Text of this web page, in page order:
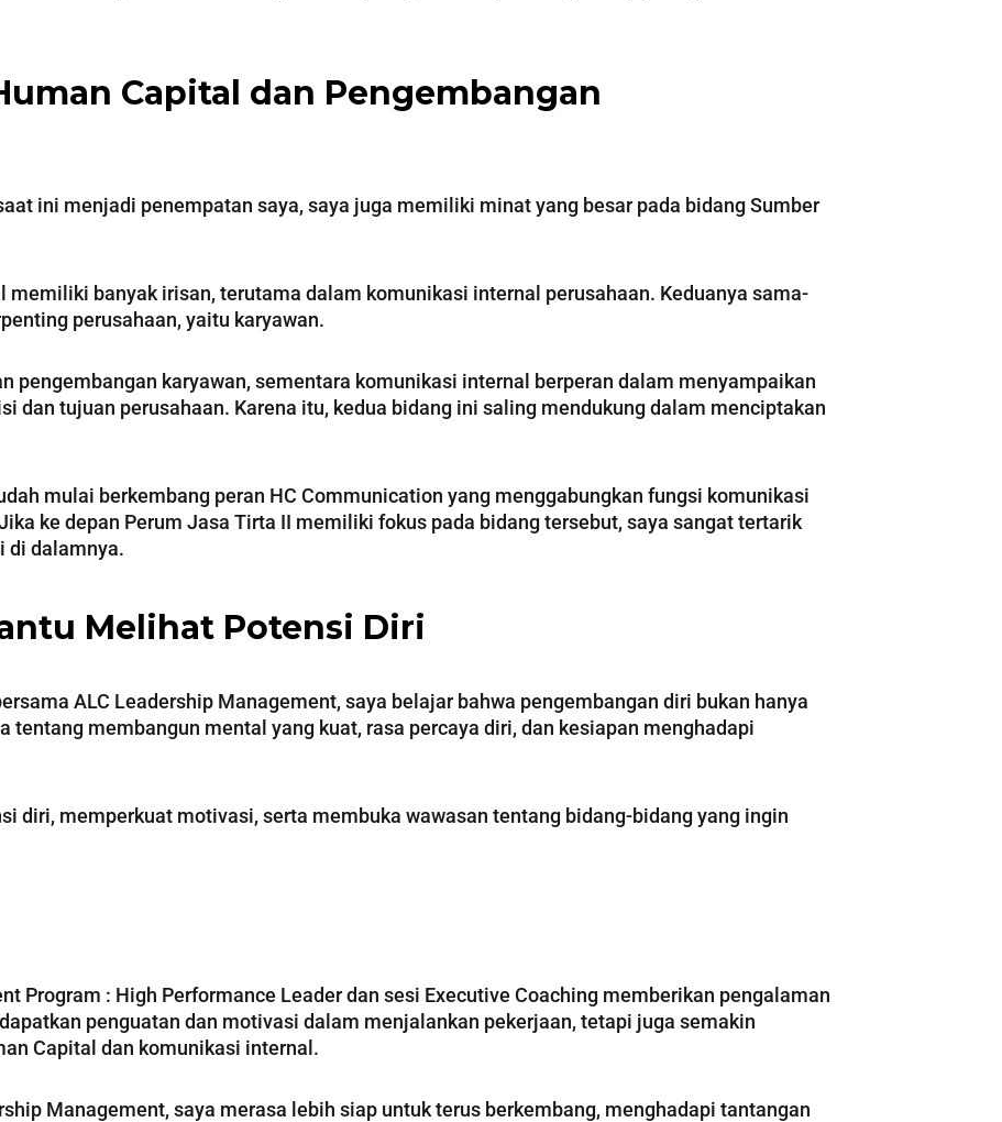
Capital dan Pengembangan
ini menjadi penempatan saya, saya juga memiliki minat yang besar pada bidang Sumber
banyak irisan, terutama dalam komunikasi internal perusahaan. Keduanya sama-
perusahaan, yaitu karyawan.
pengembangan karyawan, sementara komunikasi internal berperan dalam menyampaikan
dan tujuan perusahaan. Karena itu, kedua bidang ini saling mendukung dalam menciptakan
mulai berkembang peran HC Communication yang menggabungkan fungsi komunikasi
ke depan Perum Jasa Tirta II memiliki fokus pada bidang tersebut, saya sangat tertarik
di dalamnya.
Melihat Potensi Diri
ALC Leadership Management, saya belajar bahwa pengembangan diri bukan hanya
membangun mental yang kuat, rasa percaya diri, dan kesiapan menghadapi
diri, memperkuat motivasi, serta membuka wawasan tentang bidang-bidang yang ingin
Program : High Performance Leader dan sesi Executive Coaching memberikan pengalaman
penguatan dan motivasi dalam menjalankan pekerjaan, tetapi juga semakin
Capital dan komunikasi internal.
Management, saya merasa lebih siap untuk terus berkembang, menghadapi tantangan